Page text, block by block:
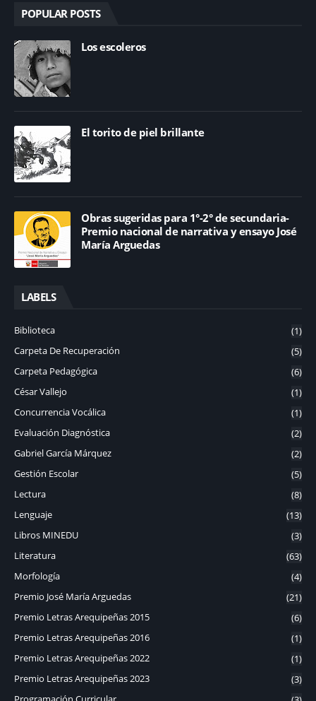
POPULAR POSTS
Los escoleros
El torito de piel brillante
Obras sugeridas para 1°-2° de secundaria-
Premio nacional de narrativa y ensayo José
María Arguedas
LABELS
Biblioteca
(1)
Carpeta De Recuperación
(5)
Carpeta Pedagógica
(6)
César Vallejo
(1)
Concurrencia Vocálica
(1)
Evaluación Diagnóstica
(2)
Gabriel García Márquez
(2)
Gestión Escolar
(5)
Lectura
(8)
Lenguaje
(13)
Libros MINEDU
(3)
Literatura
(63)
Morfología
(4)
Premio José María Arguedas
(21)
Premio Letras Arequipeñas 2015
(6)
Premio Letras Arequipeñas 2016
(1)
Premio Letras Arequipeñas 2022
(1)
Premio Letras Arequipeñas 2023
(3)